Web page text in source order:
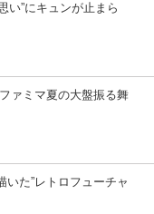
い”にキュンが止まら
ァミマ夏の大盤振る舞
た”レトロフューチャ